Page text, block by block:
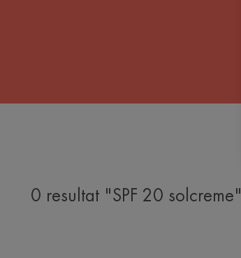
0 resultat "SPF 20 solcreme"